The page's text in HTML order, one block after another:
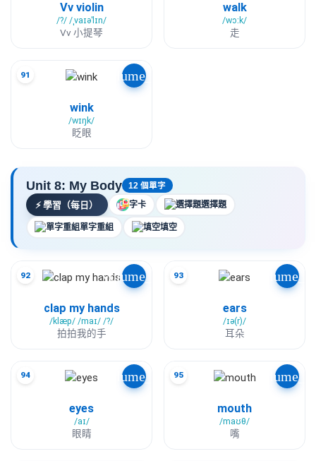
Vv violin
/?/ /ˌvaɪəˈlɪn/
Vv 小提琴
walk
/wɔːk/
走
91 volume_up
wink
/wɪŋk/
眨眼
Unit 8: My Body 12 個單字
⚡學習（每日） 字卡 選擇題
單字重組 填空
92 volume_up
clap my hands
/klæp/ /maɪ/ /?/
拍拍我的手
93
ears
/ɪə(r)/
耳朵
94 volume_up
eyes
/aɪ/
眼睛
95
mouth
/maʊθ/
嘴